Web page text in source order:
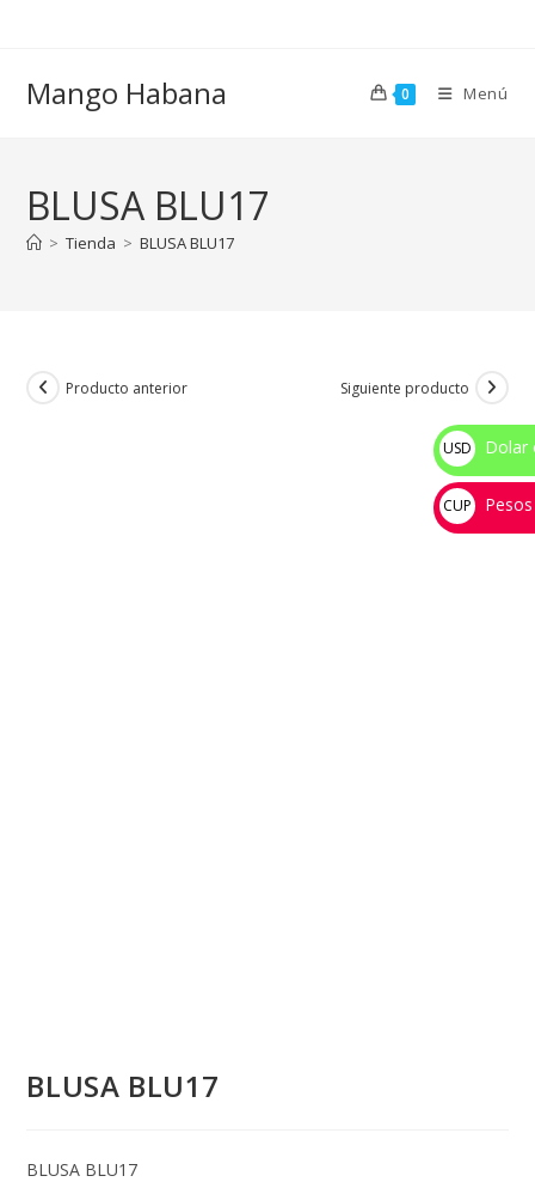
Mango Habana 0 Menú
BLUSA BLU17
> Tienda > BLUSA BLU17
Producto anterior Siguiente producto
BLUSA BLU17
BLUSA BLU17
USD
$
Dolar
CUP
💰
Pesos